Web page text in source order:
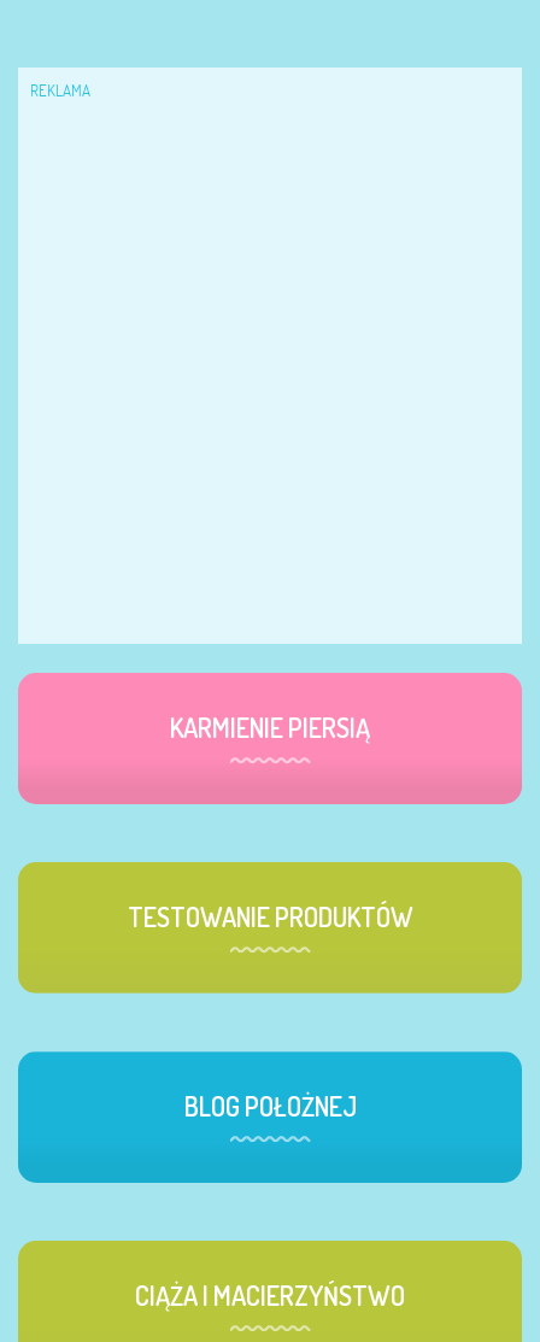
REKLAMA
KARMIENIE PIERSIĄ
TESTOWANIE PRODUKTÓW
BLOG POŁOŻNEJ
CIĄŻA I MACIERZYŃSTWO